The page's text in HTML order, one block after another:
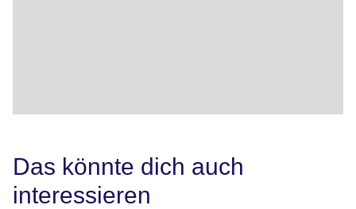
Das könnte dich auch
interessieren